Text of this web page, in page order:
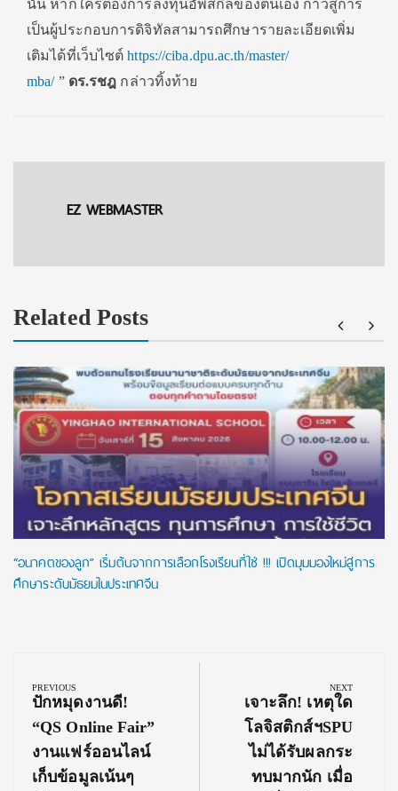
นั้น หากใครต้องการลงทุนอัพสกิลของตนเอง ก้าวสู่การ
เป็นผู้ประกอบการดิจิทัลสามารถศึกษารายละเอียดเพิ่ม
เติมได้ที่เว็บไซต์https://ciba.dpu.ac.th/master/
mba/” ดร.รชฎ กล่าวทิ้งท้าย
EZ WEBMASTER
Related Posts
“อนาคตของลูก” เริ่มต้นจากการเลือกโรงเรียนที่ใช่ !!! เปิดมุมมองใหม่สู่การ
ศึกษาระดับมัธยมในประเทศจีน
navigation
PREVIOUS
Previous
Post:
ปักหมุดงานดี!
“QS Online Fair”
งานแฟร์ออนไลน์
เก็บข้อมูลเน้นๆ
NEXT
Next
Post:
เจาะลึก! เหตุใด
โลจิสติกส์ฯSPU
ไม่ได้รับผลกระ
ทบมากนัก เมื่อ